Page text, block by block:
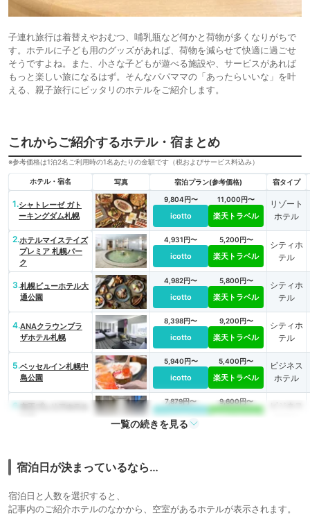
子連れ旅行は着替えやおむつ、哺乳瓶など何かと荷物が多くなりがちで
す。ホテルに子ども用のグッズがあれば、荷物を減らせて快適に過ごせ
そうですよね。また、小さな子どもが遊べる施設や、サービスがあれば
もっと楽しい旅になるはず。そんなパパママの「あったらいいな」を叶
える、親子旅行にピッタリのホテルをご紹介します。
これからご紹介するホテル・宿まとめ
※参考価格は1泊2名ご利用時の1名あたりの金額です（税およびサービス料込み）
ホテル・宿名 写真 宿泊プラン(参考価格) 宿タイプ
1.シャトレーゼ ガト
ーキングダム札幌
9,804円〜
icotto
11,000円〜
楽天トラベル
リゾート
ホテル
2.ホテルマイステイズ
プレミア 札幌パー
ク
4,931円〜
icotto
5,200円〜
楽天トラベル
シティホ
テル
3.札幌ビューホテル大
通公園
4,982円〜
icotto
5,800円〜
楽天トラベル
シティホ
テル
4.ANAクラウンプラ
ザホテル札幌
8,398円〜
icotto
9,200円〜
楽天トラベル
シティホ
テル
5.ベッセルイン札幌中
島公園
5,940円〜
icotto
5,400円〜
楽天トラベル
ビジネス
ホテル
6. 7,879円〜
icotto
9,600円〜
楽天トラベル
パーナすすきの
一覧の続きを見る
宿泊日が決まっているなら…
宿泊日と人数を選択すると、
記事内のご紹介ホテルのなかから、空室があるホテルが表示されます。